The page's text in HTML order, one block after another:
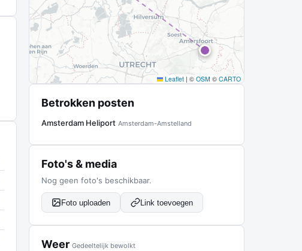
Leaflet | © OSM © CARTO
Betrokken posten
Amsterdam Heliport Amsterdam-Amstelland
Foto's & media
Nog geen foto's beschikbaar.
Foto uploaden Link toevoegen
Weer Gedeeltelijk bewolkt